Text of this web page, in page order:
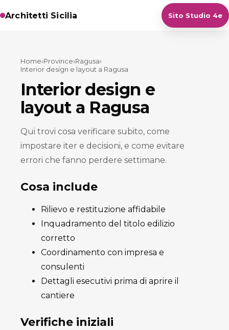
Architetti Sicilia Sito Studio 4e
Home›Province›Ragusa›
Interior design e layout a Ragusa
Interior design e
layout a Ragusa
Qui trovi cosa verificare subito, come
impostare iter e decisioni, e come evitare
errori che fanno perdere settimane.
Cosa include
Rilievo e restituzione affidabile
Inquadramento del titolo edilizio
corretto
Coordinamento con impresa e
consulenti
Dettagli esecutivi prima di aprire il
cantiere
Verifiche iniziali